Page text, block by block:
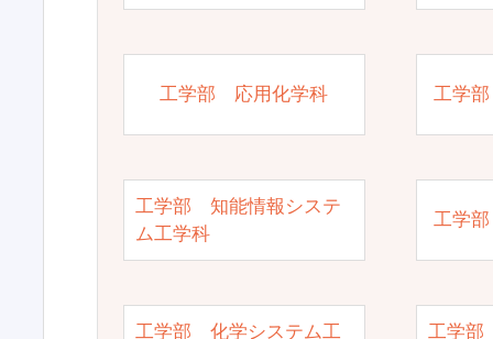
工学部 応用化学科 工学
工学部 知能情報システ
ム工学科
工学
工学部 化学システム工
工学部